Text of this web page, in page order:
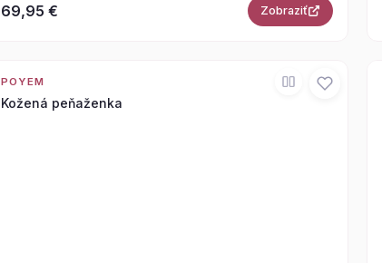
69,95 € Zobraziť
POYEM
Kožená peňaženka